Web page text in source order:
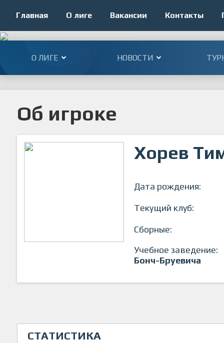
Главная О лиге Вакансии Контакты
О ЛИГЕ НОВОСТИ
Об игроке
Хорев
Дата рождения:
Текущий клуб:
Сборные:
Учебное заведение:
Бонч-Бруевича
СТАТИСТИКА